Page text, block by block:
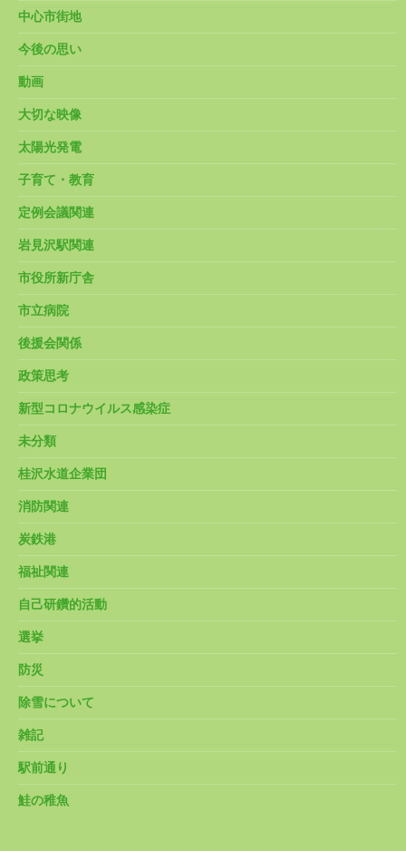
中心市街地
今後の思い
動画
大切な映像
太陽光発電
子育て・教育
定例会議関連
岩見沢駅関連
市役所新庁舎
市立病院
後援会関係
政策思考
新型コロナウイルス感染症
未分類
桂沢水道企業団
消防関連
炭鉄港
福祉関連
自己研鑽的活動
選挙
防災
除雪について
雑記
駅前通り
鮭の稚魚